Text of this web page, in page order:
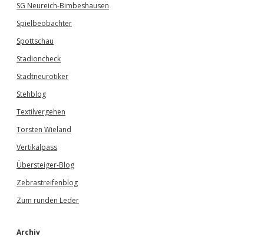
SG Neureich-Bimbeshausen
Spielbeobachter
Spottschau
Stadioncheck
Stadtneurotiker
Stehblog
Textilvergehen
Torsten Wieland
Vertikalpass
Übersteiger-Blog
Zebrastreifenblog
Zum runden Leder
Archiv